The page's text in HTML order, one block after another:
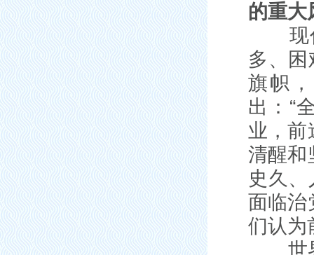
的重大
现代
多、
旗帜
出：“
业，前
清醒和
史久
面临治
们认为
世界